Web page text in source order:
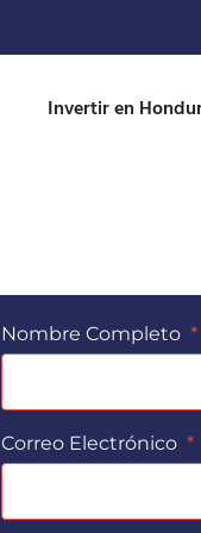
Invertir en
Nombre Completo *
Correo Electrónico *